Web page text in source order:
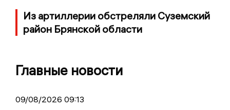
Из артиллерии обстреляли Суземский
район Брянской области
Главные новости
09/08/2026 09:13